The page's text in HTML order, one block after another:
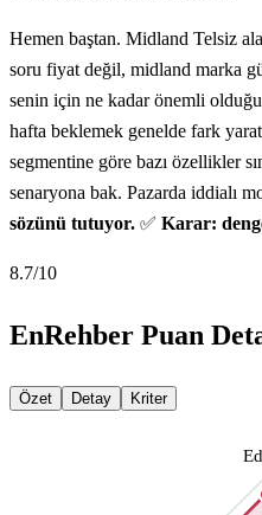
Hemen baştan. Midland Telsiz
soru fiyat değil, midland marka
senin için ne kadar önemli
hafta beklemek genelde fark
segmentine göre bazı özellikler
senaryona bak. Pazarda iddialı
sözünü tutuyor. ✅ Karar:
8.7/10
EnRehber Puan
Özet Detay Kriter